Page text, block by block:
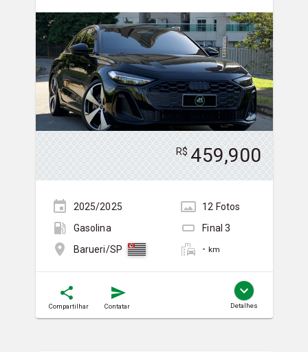
R$ 459,900
2025/2025 12 Fotos
Gasolina
Final3
Barueri/SP
- km
Compartilhar Contatar Detalhes